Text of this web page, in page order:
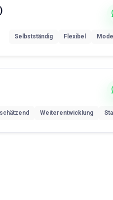
Selbstständig Flexibel
Weiterentwicklung